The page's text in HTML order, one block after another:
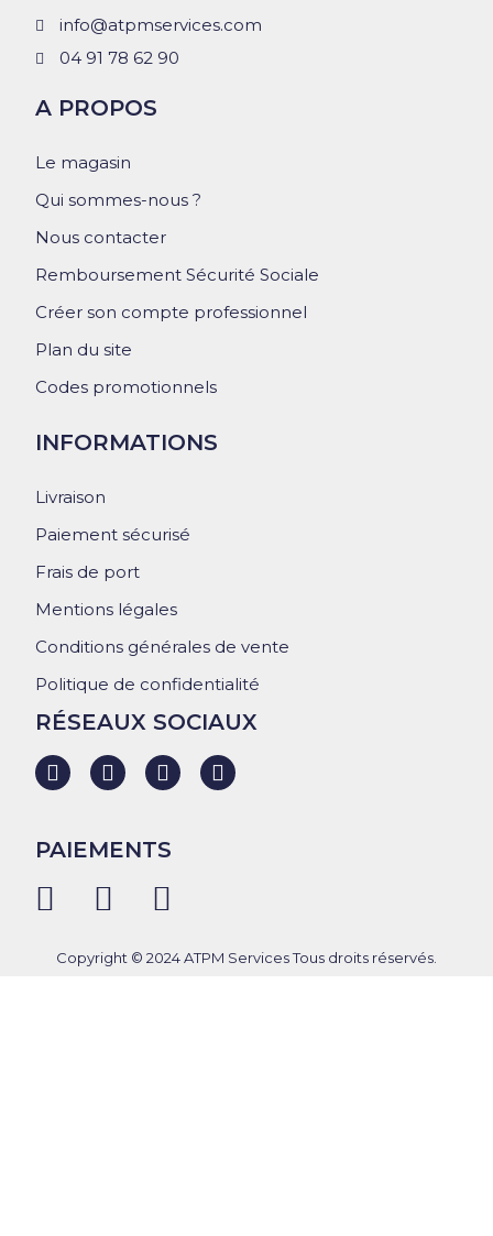
info@atpmservices.com
04 91 78 62 90
A PROPOS
Le magasin
Qui sommes-nous ?
Nous contacter
Remboursement Sécurité Sociale
Créer son compte professionnel
Plan du site
Codes promotionnels
INFORMATIONS
Livraison
Paiement sécurisé
Frais de port
Mentions légales
Conditions générales de vente
Politique de confidentialité
RÉSEAUX SOCIAUX
PAIEMENTS
Copyright © 2024 ATPM Services Tous droits réservés.